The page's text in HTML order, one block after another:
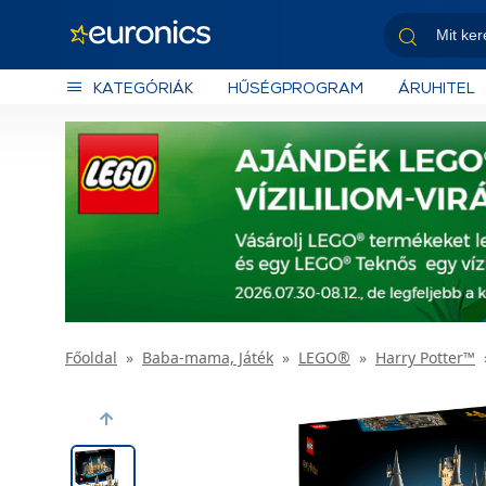
KATEGÓRIÁK HŰSÉGPROGRAM ÁRUHITEL
Főoldal Baba-mama, Játék LEGO® Harry Potter™
Previous